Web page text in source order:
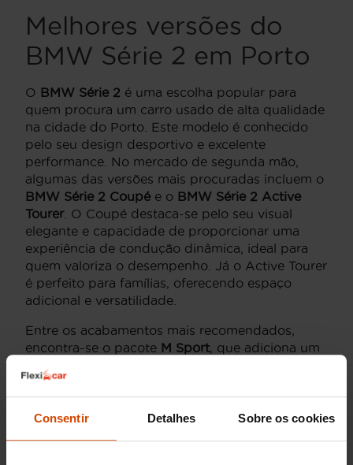
Consentir Detalhes Sobre os cookies
Melhores versões do
BMW Série 2 em Porto
O BMW Série 2 é uma escolha popular para
quem procura um carro usado de alta qualidade
na cidade do Porto. Este modelo é conhecido
pelo seu design desportivo e excelente
performance. No mercado de segunda mão,
algumas das versões mais procuradas incluem o
BMW Série 2 Coupé e o BMW Série 2 Active
Tourer. O Coupé destaca-se pelo seu visual
elegante e capacidade de proporcionar uma
experiência de condução dinâmica, ideal para
quem valoriza o desempenho. Já o Active Tourer
é perfeito para famílias, oferecendo espaço
adicional e versatilidade.
Entre os acabamentos mais recomendados,
encontra-se o pacote M Sport, que adiciona um
características como suspensão desportiva e
detalhes interiores especiais. Outra opção
popular é o acabamentoLuxury Line, que